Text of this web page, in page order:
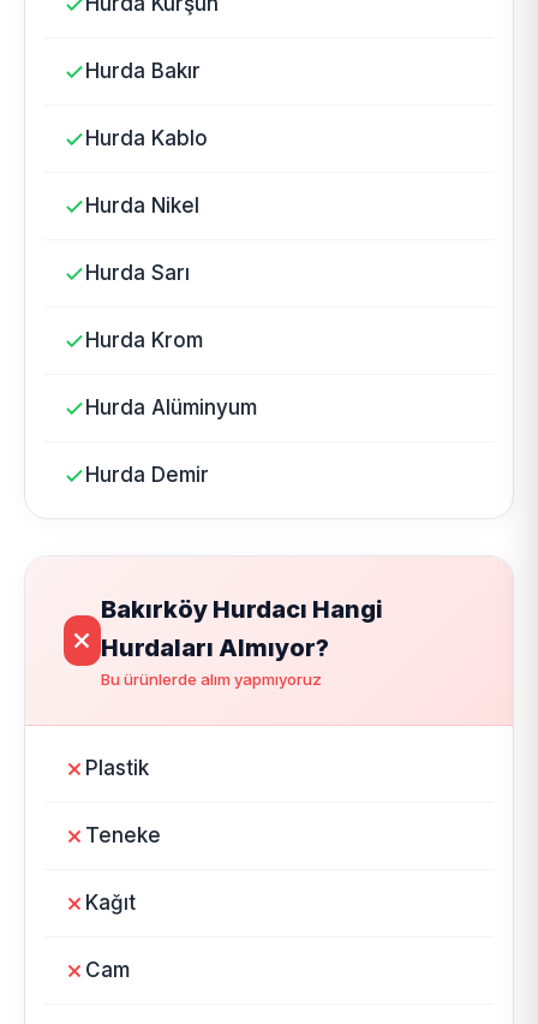
Hurda Bakır
Hurda Kablo
Hurda Nikel
Hurda Sarı
Hurda Krom
Hurda Alüminyum
Hurda Demir
Bakırköy Hurdacı Hangi
Hurdaları Almıyor?
Bu ürünlerde alım yapmıyoruz
Plastik
Teneke
Kağıt
Cam